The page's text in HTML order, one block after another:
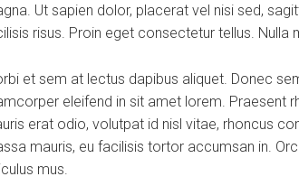
Ut sapien dolor, placerat vel nisi sed,
risus. Proin eget consectetur tellus. Nulla
et sem at lectus dapibus aliquet. Donec
eleifend in sit amet lorem. Praesent
erat odio, volutpat id nisl vitae, rhoncus
mauris, eu facilisis tortor accumsan in.
mus.